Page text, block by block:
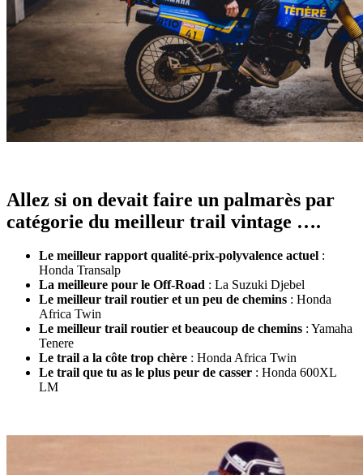
Allez si on devait faire un palmarès par
catégorie du meilleur trail vintage ….
Le meilleur rapport qualité-prix-polyvalence actuel :
Honda Transalp
La meilleure pour le Off-Road : La Suzuki Djebel
Le meilleur trail routier et un peu de chemins : Honda
Africa Twin
Le meilleur trail routier et beaucoup de chemins : Yamaha
Tenere
Le trail a la côte trop chère : Honda Africa Twin
Le trail que tu as le plus peur de casser : Honda 600XL
LM